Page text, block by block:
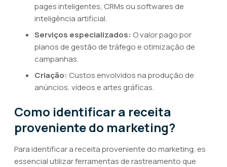
pages inteligentes, CRMs ou softwares de
inteligência artificial.
Serviços especializados: O valor pago por
planos de gestão de tráfego e otimização de
campanhas.
Criação: Custos envolvidos na produção de
anúncios, vídeos e artes gráficas.
Como identificar a receita
proveniente do marketing?
Para identificar a receita proveniente do marketing, es
essencial utilizar ferramentas de rastreamento que